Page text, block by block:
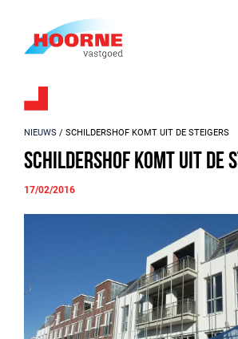
NIEUWS / SCHILDERSHOF KOMT UIT DE STEIGERS
Schildershof komt uit de
17/02/2016